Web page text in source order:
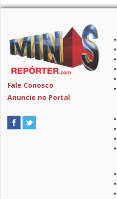
Fale Conosco
Anuncie no Portal